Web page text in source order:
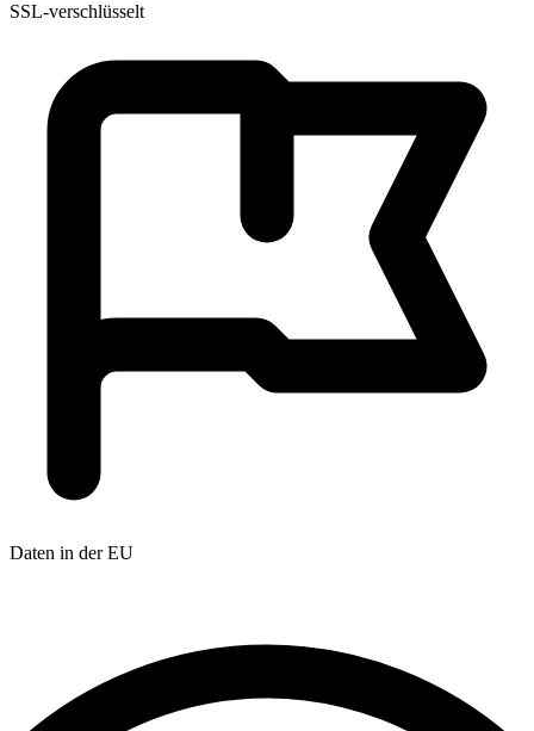
SSL-verschlüsselt
Daten in der EU